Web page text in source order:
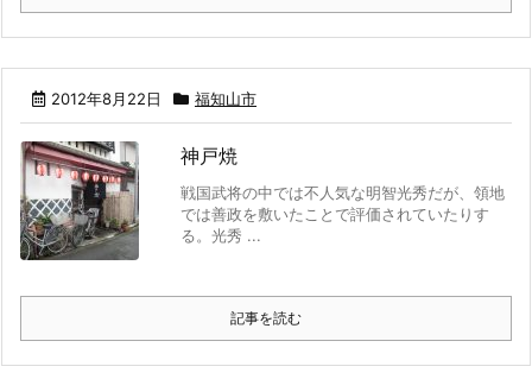
2012年8月22日 福知山市
神戸焼
戦国武将の中では不人気な明智光秀だが、領地
では善政を敷いたことで評価されていたりす
る。光秀 ...
記事を読む